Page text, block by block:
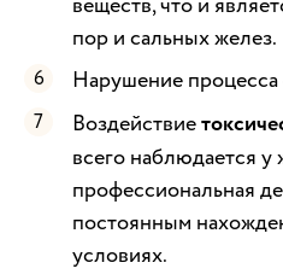
пор и сальных желез.
Нарушение процесса
Воздействие
всего наблюдается у
профессиональная
постоянным
условиях.